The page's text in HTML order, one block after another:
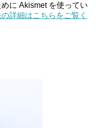
に Akismet を使ってい
詳細はこちらをご覧く